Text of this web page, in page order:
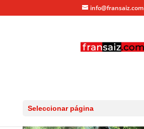
info@fransaiz.com
Seleccionar página